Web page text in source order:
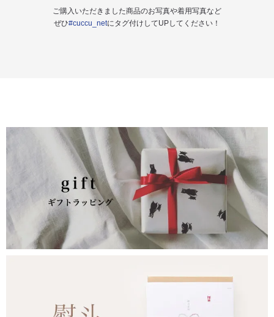
ご購入いただきました商品のお写真や着用写真など
ぜひ#cuccu_netにタグ付けしてUPしてください！